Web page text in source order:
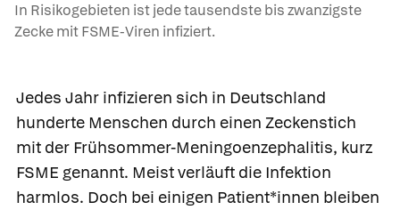
In Risikogebieten ist jede tausendste bis zwanzigste
Zecke mit FSME-Viren infiziert.
Jedes Jahr infizieren sich in Deutschland
hunderte Menschen durch einen Zeckenstich
mit der Frühsommer-Meningoenzephalitis, kurz
FSME genannt. Meist verläuft die Infektion
harmlos. Doch bei einigen Patient*innen bleiben